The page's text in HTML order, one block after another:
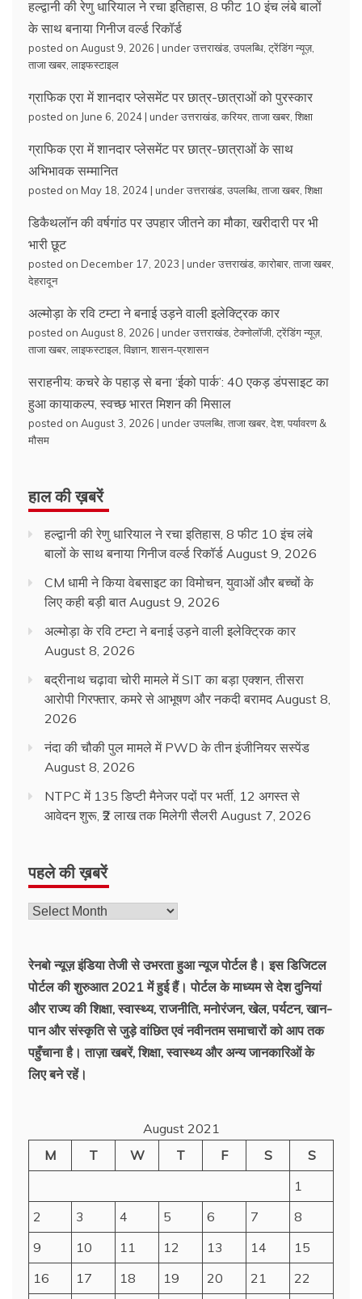
हल्द्वानी की रेणु धारियाल ने रचा इतिहास, 8 फीट 10 इंच लंबे बालों
के साथ बनाया गिनीज वर्ल्ड रिकॉर्ड
posted on August 9, 2026 | underउत्तराखंड उपलब्धि ट्रेंडिंग न्यूज़,
ताजा खबर लाइफस्टाइल
ग्राफिक एरा में शानदार प्लेसमेंट पर छात्र-छात्राओं को पुरस्कार
posted on June 6, 2024 | underउत्तराखंड करियर ताजा खबर शिक्षा
ग्राफिक एरा में शानदार प्लेसमेंट पर छात्र-छात्राओं के साथ
अभिभावक सम्मानित
posted on May 18, 2024 | underउत्तराखंड उपलब्धि ताजा खबर शिक्षा
डिकैथलॉन की वर्षगांठ पर उपहार जीतने का मौका, खरीदारी पर भी
भारी छूट
posted on December 17, 2023 | underउत्तराखंड कारोबार ताजा खबर
देहरादून
अल्मोड़ा के रवि टम्टा ने बनाई उड़ने वाली इलेक्ट्रिक कार
posted on August 8, 2026 | underउत्तराखंड टेक्नोलॉजी ट्रेंडिंग न्यूज़,
ताजा खबर लाइफस्टाइल विज्ञान, शासन-प्रशासन
सराहनीय: कचरे के पहाड़ से बना ‘ईको पार्क’: 40 एकड़ डंपसाइट का
हुआ कायाकल्प, स्वच्छ भारत मिशन की मिसाल
posted on August 3, 2026 | underउपलब्धि ताजा खबर देश, पर्यावरण &
मौसम
हाल की ख़बरें
हल्द्वानी की रेणु धारियाल ने रचा इतिहास, 8 फीट 10 इंच लंबे
बालों के साथ बनाया गिनीज वर्ल्ड रिकॉर्ड August 9, 2026
CM धामी ने किया वेबसाइट का विमोचन, युवाओं और बच्चों के
लिए कही बड़ी बात August 9, 2026
अल्मोड़ा के रवि टम्टा ने बनाई उड़ने वाली इलेक्ट्रिक कार
August 8, 2026
बद्रीनाथ चढ़ावा चोरी मामले में SIT का बड़ा एक्शन, तीसरा
आरोपी गिरफ्तार, कमरे से आभूषण और नकदी बरामद August 8,
2026
नंदा की चौकी पुल मामले में PWD के तीन इंजीनियर सस्पेंड
August 8, 2026
NTPC में 135 डिप्टी मैनेजर पदों पर भर्ती, 12 अगस्त से
आवेदन शुरू, ₹2 लाख तक मिलेगी सैलरी August 7, 2026
पहले की ख़बरें
रेनबो न्यूज़ इंडिया तेजी से उभरता हुआ न्‍यूज पोर्टल है। इस डिजिटल
पोर्टल की शुरुआत 2021 में हुई हैं। पोर्टल के माध्यम से देश दुनियां
और राज्य की शिक्षा, स्वास्थ्य, राजनीति, मनोरंजन, खेल, पर्यटन, खान-
पान और संस्कृति से जुड़े वांछित एवं नवीनतम समाचारों को आप तक
पहुँचाना है। ताज़ा खबरें, शिक्षा, स्वास्थ्य और अन्य जानकारिओं के
लिए बने रहें।
August 2021
M
T W T F S
S
1
2
3 4 5 6 7
8
9
10 11 12 13 14
15
16
17 18 19 20 21
22